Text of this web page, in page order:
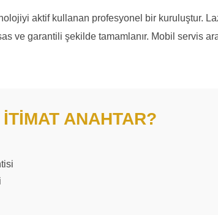
aktif kullanan profesyonel bir kuruluştur.
ve garantili şekilde tamamlanır. Mobil servis
ANAHTAR?